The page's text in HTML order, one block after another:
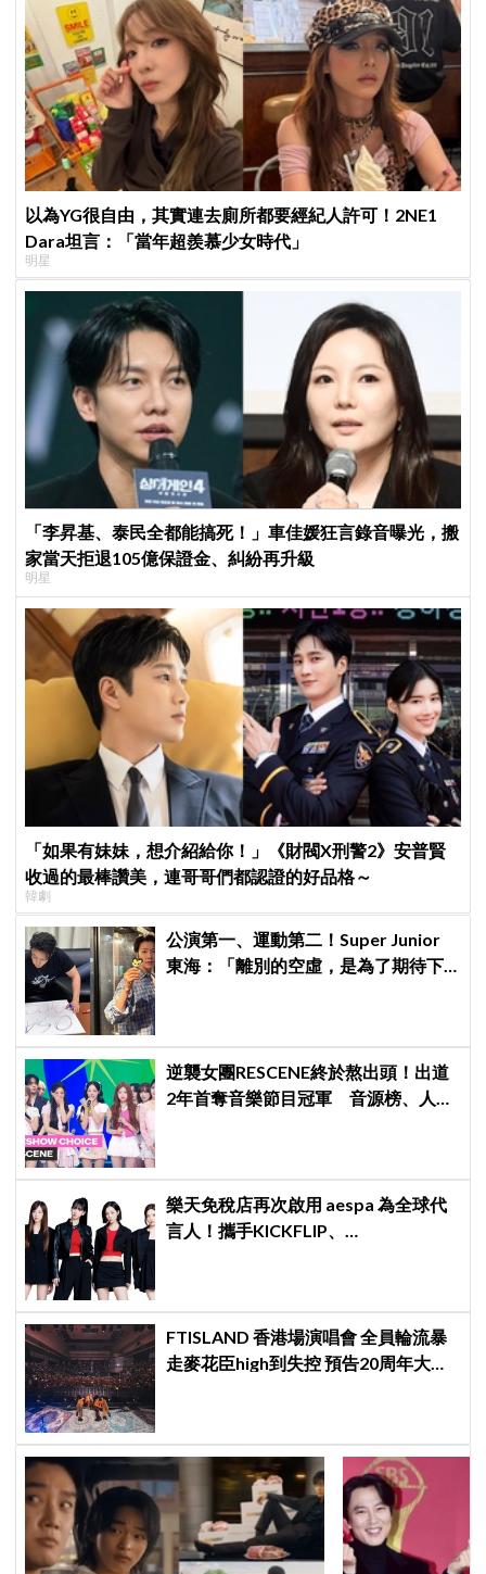
以為YG很自由，其實連去廁所都要經紀人許可！2NE1
Dara坦言：「當年超羨慕少女時代」
明星
「李昇基、泰民全都能搞死！」車佳媛狂言錄音曝光，搬
家當天拒退105億保證金、糾紛再升級
明星
「如果有妹妹，想介紹給你！」《財閥X刑警2》安普賢
收過的最棒讚美，連哥哥們都認證的好品格～
韓劇
公演第一、運動第二！Super Junior
東海：「離別的空虛，是為了期待下
逆襲女團RESCENE終於熬出頭！出道
2年首奪音樂節目冠軍 音源榜、人氣
樂天免稅店再次啟用 aespa 為全球代
言人！攜手KICKFLIP、
FTISLAND 香港場演唱會 全員輪流暴
走麥花臣high到失控 預告20周年大計